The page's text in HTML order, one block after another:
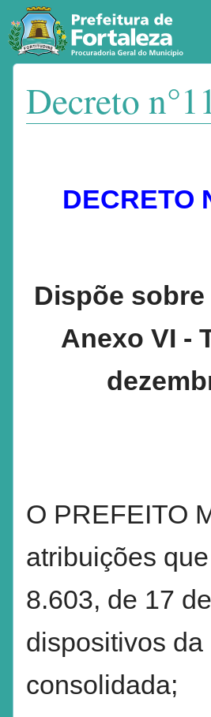
Decreto
Ir para:navegação,pesquisa
DECRETO
Dispõe
Anexo VI -
O PREFEITO
atribuições
8.603, de 17
dispositivos da
consolidada;